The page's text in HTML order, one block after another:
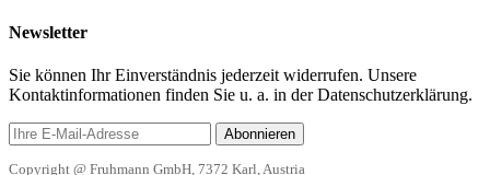
Newsletter
Sie können Ihr Einverständnis jederzeit widerrufen. Unsere
Kontaktinformationen finden Sie u. a. in der Datenschutzerklärung.
Abonnieren
Copyright @ Fruhmann GmbH, 7372 Karl, Austria